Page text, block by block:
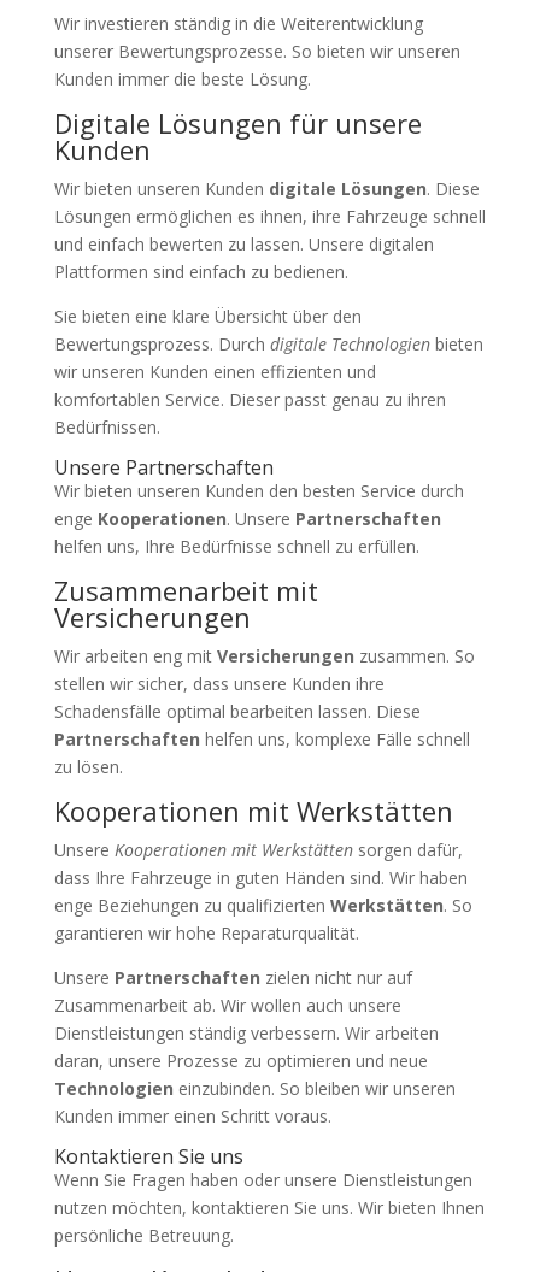
Wir investieren ständig in die Weiterentwicklung
unserer Bewertungsprozesse. So bieten wir unseren
Kunden immer die beste Lösung.
Digitale Lösungen für unsere
Kunden
Wir bieten unseren Kunden digitale Lösungen. Diese
Lösungen ermöglichen es ihnen, ihre Fahrzeuge schnell
und einfach bewerten zu lassen. Unsere digitalen
Plattformen sind einfach zu bedienen.
Sie bieten eine klare Übersicht über den
Bewertungsprozess. Durch digitale Technologienbieten
wir unseren Kunden einen effizienten und
komfortablen Service. Dieser passt genau zu ihren
Bedürfnissen.
Unsere Partnerschaften
Wir bieten unseren Kunden den besten Service durch
enge Kooperationen. Unsere Partnerschaften
helfen uns, Ihre Bedürfnisse schnell zu erfüllen.
Zusammenarbeit mit
Versicherungen
Wir arbeiten eng mit Versicherungen zusammen. So
stellen wir sicher, dass unsere Kunden ihre
Schadensfälle optimal bearbeiten lassen. Diese
Partnerschaften helfen uns, komplexe Fälle schnell
zu lösen.
Kooperationen mit Werkstätten
Unsere Kooperationen mit Werkstättensorgen dafür,
dass Ihre Fahrzeuge in guten Händen sind. Wir haben
enge Beziehungen zu qualifizierten Werkstätten. So
garantieren wir hohe Reparaturqualität.
Unsere Partnerschaften zielen nicht nur auf
Zusammenarbeit ab. Wir wollen auch unsere
Dienstleistungen ständig verbessern. Wir arbeiten
daran, unsere Prozesse zu optimieren und neue
Technologien einzubinden. So bleiben wir unseren
Kunden immer einen Schritt voraus.
Kontaktieren Sie uns
Wenn Sie Fragen haben oder unsere Dienstleistungen
nutzen möchten, kontaktieren Sie uns. Wir bieten Ihnen
persönliche Betreuung.